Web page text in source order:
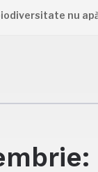
nu apără